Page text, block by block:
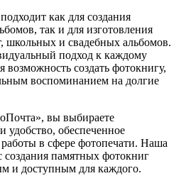
как для создания
так и для изготовления
школьных и свадебных альбомов.
подход к каждому
возможность создать фотокнигу,
воспоминанием на долгие
вы выбираете
удобство, обеспеченное
в сфере фотопечати. Наша
создания памятных фотокниг
и доступным для каждого.